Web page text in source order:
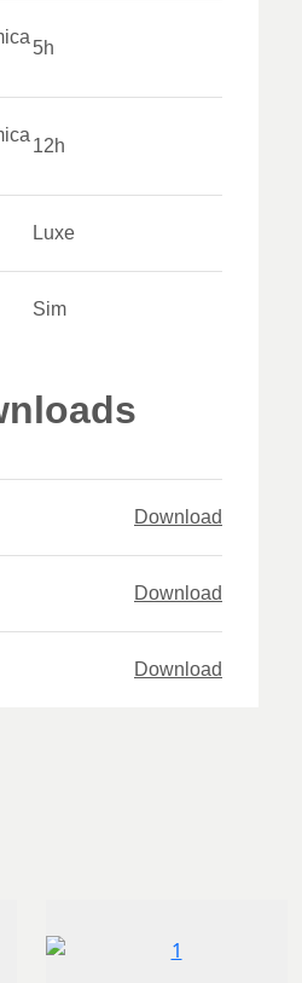
5h
12h
Luxe
Sim
Download
Download
Download